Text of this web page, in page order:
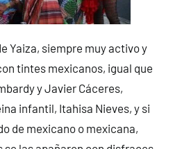
Yaiza, siempre muy activo y
tintes mexicanos, igual que
y Javier Cáceres,
infantil, Itahisa Nieves, y si
de mexicano o mexicana,